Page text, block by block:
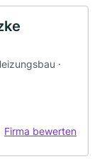
·
Firma bewerten